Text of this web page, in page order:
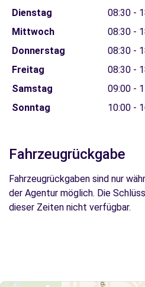
Dienstag
08:30 -
Mittwoch
08:30 -
Donnerstag
08:30 -
Freitag
08:30 -
Samstag
09:00 -
Sonntag
10:00 -
Fahrzeugrückgabe
Fahrzeugrückgaben sind nur
der Agentur möglich. Die
dieser Zeiten nicht verfügbar.